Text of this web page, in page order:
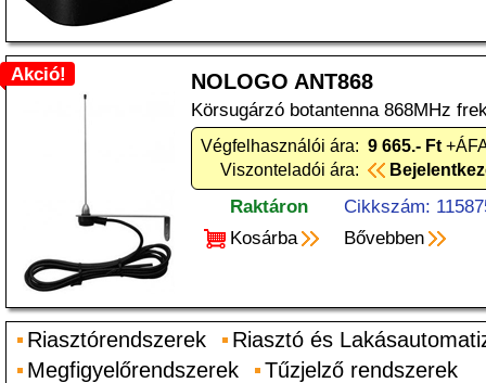
Akció! NOLOGO ANT868
Körsugárzó botantenna 868MHz
Végfelhasználói ára: 9 665.- Ft
Viszonteladói ára:
Raktáron
Cikkszám:
Kosárba
Bővebben
Riasztórendszerek
Riasztó és
Megfigyelőrendszerek
Tűzjelző rendszerek